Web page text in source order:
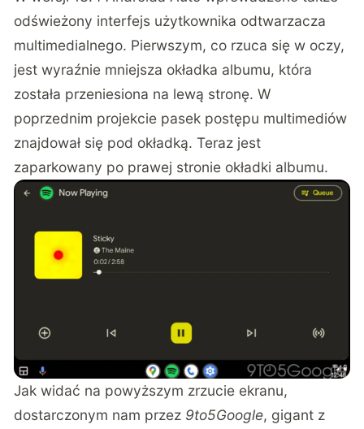
odświeżony interfejs użytkownika odtwarzacza
multimedialnego. Pierwszym, co rzuca się w oczy,
jest wyraźnie mniejsza okładka albumu, która
została przeniesiona na lewą stronę. W
poprzednim projekcie pasek postępu multimediów
znajdował się pod okładką. Teraz jest
zaparkowany po prawej stronie okładki albumu.
Jak widać na powyższym zrzucie ekranu,
dostarczonym nam przez 9to5Google, gigant z